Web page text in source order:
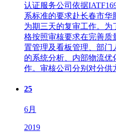
认证服务公司依据
系标准的要求赴长春市华
为期三天的复审工作。
格按照审核要求在完善质
置管理及看板管理、部门
的系统分析、内部物流优
作。审核公司分别对分供
25
6月
2019